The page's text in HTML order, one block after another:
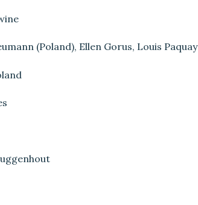
(Poland), Ellen Gorus, Louis Paquay